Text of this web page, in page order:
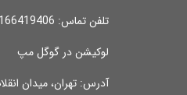
تلفن تماس: 02166419406
لوکیشن در گوگل مپ